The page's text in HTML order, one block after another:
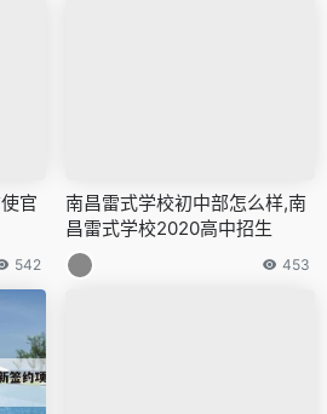
官
542
南昌雷式学校初中部怎么样,南
昌雷式学校2020高中招生
453